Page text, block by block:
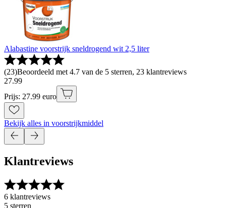
Alabastine voorstrijk sneldrogend wit 2,5 liter
(23)Beoordeeld met 4.7 van de 5 sterren, 23 klantreviews
27.99
Prijs: 27.99 euro
Bekijk alles in voorstrijkmiddel
Klantreviews
6 klantreviews
5 sterren